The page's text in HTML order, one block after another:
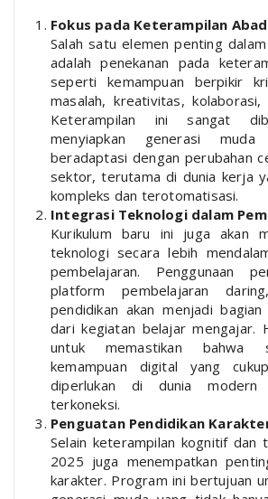
Fokus pada Keterampilan
Salah satu elemen penting
adalah penekanan pada
seperti kemampuan berpikir
masalah, kreativitas, kolaborasi,
Keterampilan ini sangat
menyiapkan generasi
beradaptasi dengan perubahan
sektor, terutama di dunia kerja
kompleks dan terotomatisasi.
Integrasi Teknologi dalam
Kurikulum baru ini juga akan
teknologi secara lebih
pembelajaran. Penggunaan
platform pembelajaran
pendidikan akan menjadi
dari kegiatan belajar mengajar.
untuk memastikan bahwa
kemampuan digital yang
diperlukan di dunia modern
terkoneksi.
Penguatan Pendidikan
Selain keterampilan kognitif dan
2025 juga menempatkan
karakter. Program ini bertujuan